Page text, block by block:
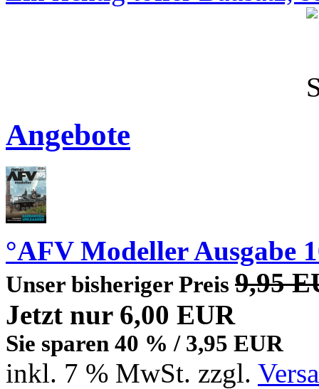
Angebote
°AFV Modeller Ausgabe
Unser bisheriger Preis 9,95
Jetzt nur 6,00 EUR
Sie sparen 40 % / 3,95 EUR
inkl. 7 % MwSt. zzgl.